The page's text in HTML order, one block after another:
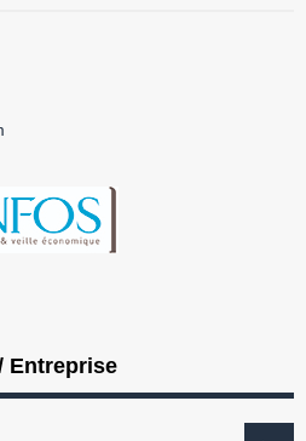
Entreprise